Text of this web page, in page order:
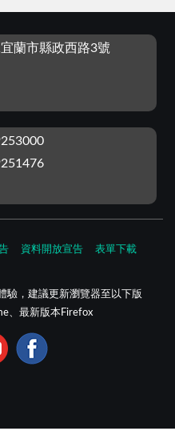
蘭市縣政西路3號
資料開放宣告 表單下載
驗，建議更新瀏覽器至以下版
、最新版本Firefox